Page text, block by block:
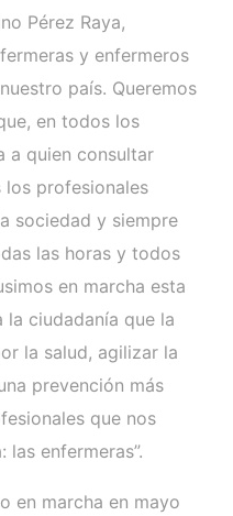
Pérez Raya,
y enfermeros
país. Queremos
en todos los
a quien consultar
los profesionales
sociedad y siempre
las horas y todos
en marcha esta
la ciudadanía que la
la salud, agilizar la
prevención más
que nos
enfermeras”.
en marcha en mayo